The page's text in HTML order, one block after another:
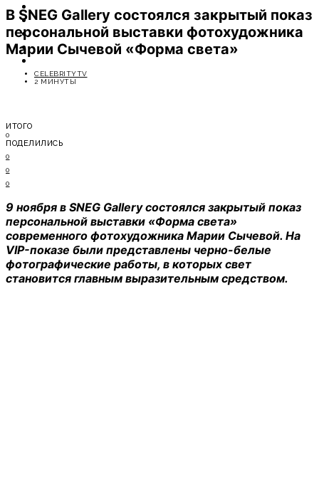
КРАСОТА
МОДА
ЛИЧНОСТЬ
ОТДЫХ
В SNEG Gallery состоялся закрытый показ
персональной выставки фотохудожника
Марии Сычевой «Форма света»
CELEBRITYTV
2 МИНУТЫ
ИТОГО
0
ПОДЕЛИЛИСЬ
0
0
0
9 ноября в SNEG Gallery состоялся закрытый показ
персональной выставки «Форма света»
современного фотохудожника Марии Сычевой. На
VIP-показе были представлены черно-белые
фотографические работы, в которых свет
становится главным выразительным средством.